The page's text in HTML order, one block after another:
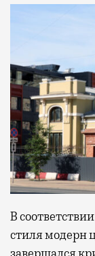
В
стиля модерн